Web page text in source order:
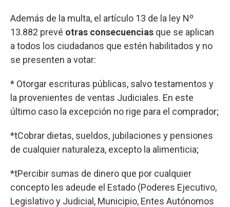
Además de la multa, el artículo 13 de la ley Nº
13.882 prevé otras consecuencias que se aplican
a todos los ciudadanos que estén habilitados y no
se presenten a votar:
* Otorgar escrituras públicas, salvo testamentos y
la provenientes de ventas Judiciales. En este
último caso la excepción no rige para el comprador;
*tCobrar dietas, sueldos, jubilaciones y pensiones
de cualquier naturaleza, excepto la alimenticia;
*tPercibir sumas de dinero que por cualquier
concepto les adeude el Estado (Poderes Ejecutivo,
Legislativo y Judicial, Municipio, Entes Autónomos